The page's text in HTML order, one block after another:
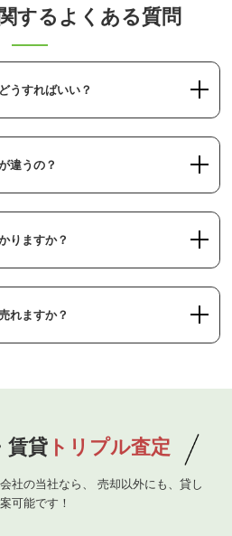
するよくある質問
うすればいい？
違うの？
りますか？
れますか？
賃貸 トリプル査定
社の当社なら、
売却以外にも、貸し
可能です！